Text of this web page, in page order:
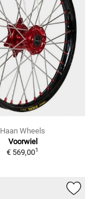
Haan Wheels
Voorwiel
€ 569,001